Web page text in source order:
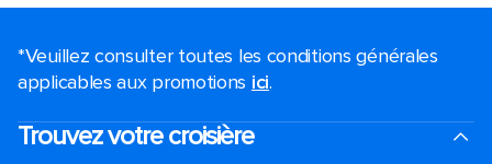
*Veuillez consulter toutes les conditions générales
applicables aux promotions ici.
Trouvez votre croisière